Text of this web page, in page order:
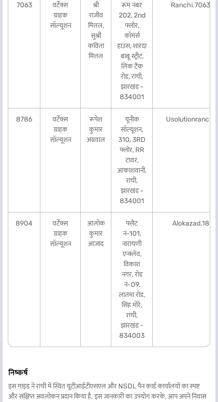
7063
वर्टेक्स
ग्राहक
सॉल्यूशन
श्री
राजीव
मित्तल,
सुश्री
कविता
मित्तल
रूम नंबर
202, 2nd
फ्लोर,
कॉमर्स
हाउस, शारदा
बाबू स्ट्रीट,
लिंक टैंक
रोड, रांची,
झारखंड -
834001
8786
वर्टेक्स
ग्राहक
सॉल्यूशन
रूपेश
कुमार
अग्रवाल
यूनीक
सॉल्यूशन,
310, 3RD
फ्लोर, RR
टावर,
आकाशवानी,
रांची,
झारखंड -
834001
8904
वर्टेक्स
ग्राहक
सॉल्यूशन
आलोक
कुमार
आज़ाद
फ्लैट
नं-101,
नारायणी
एन्क्लेव,
विकाश
नगर, रोड
नं-09,
लातमा रोड,
सिंह मोरे,
रांची,
झारखंड -
834003
निष्कर्ष
इस गाइड ने रांची में स्थित यूटीआईटीएसएल और NSDL पैन कार्ड कार्यालयों का स्पष्ट
और संक्षिप्त अवलोकन प्रदान किया है. इस जानकारी का उपयोग करके, आप अपने निवास